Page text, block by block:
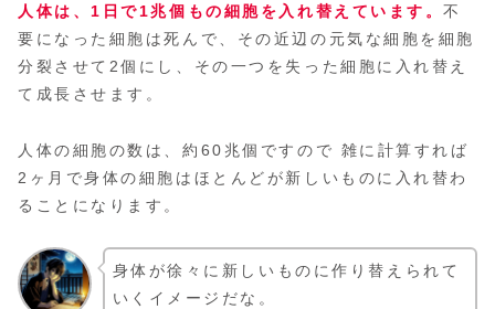
人体は、1日で1兆個もの細胞を入れ替えています。不
要になった細胞は死んで、その近辺の元気な細胞を細胞
分裂させて2個にし、その一つを失った細胞に入れ替え
て成長させます。
人体の細胞の数は、約60兆個ですので 雑に計算すれば
2ヶ月で身体の細胞はほとんどが新しいものに入れ替わ
ることになります。
身体が徐々に新しいものに作り替えられて
いくイメージだな。